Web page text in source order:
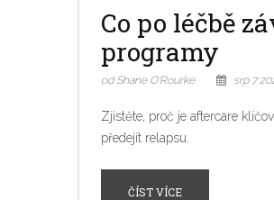
Co po léčbě
programy
od Shane O'Rourke srp 7
Zjistěte, proč je aftercare
předejít relapsu.
ČÍST VÍCE